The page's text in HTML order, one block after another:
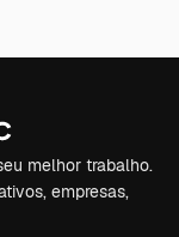
melhor trabalho.
empresas,